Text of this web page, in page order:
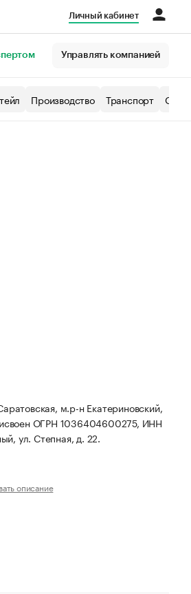
Личный кабинет
Управлять компанией
Производство Транспорт
м.р-н Екатериновский,
ОГРН 1036404600275, ИНН
ул. Степная, д. 22.
описание